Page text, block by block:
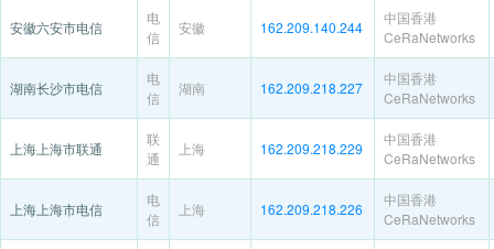
安徽六安市电信
电
信
安徽 162.209.140.244
中国香港
CeRaNetworks
湖南长沙市电信
电
信
湖南 162.209.218.227
中国香港
CeRaNetworks
上海上海市联通
联
通
上海 162.209.218.229
中国香港
CeRaNetworks
上海上海市电信
电
信
上海 162.209.218.226
中国香港
CeRaNetworks